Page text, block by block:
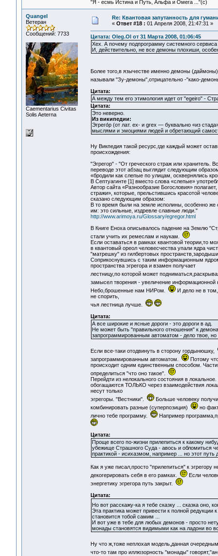
"Я - есмь Истина и Путь, Альфа и Омега ..."(с)
Quangel
Ветеран
Сообщений: 7733
Сaementarius Civitas
Solis Aeterna
Re: Квантовая запутанность для
« Ответ #18 : 01 Апреля 2008, 21:47:31 »
Цитата: Oleg.Ol от 31 Марта 2008, 01:06:45
Хех. А почему подпрограмму системного
И, действительно, не все демоны плохиши,
Более того,в язычестве именно демоны
называли "Зу-демоны",отрицательно -"како-
Цитата:
А между тем его этимология идет от "egeiro" -
Цитата:
Это неверно.
Из википедии:
Эгрего́р (от лат. ex- и grex — буквально «из
мыслями и эмоциями людей и обретающий
Ну Викпедия такой ресурс,где каждый может
происхождения:
"Эгрегор" - "От греческого страж или хранитель.
переводе этот абзац выглядит следующим
«бродили как слепые по улицам, осквернялись
В Септуагинте [1] вместо слова «слепые»
Автор сайта «Разнообразие Богословия»
стражи», которые, прельстившись красотой
сказано следующим образом:
В то время были на земле исполины, особенно же
им: это сильные, издревле славные люди."
http://www.arimoya.ru/Glossary/egregor.html
В Книге Еноха описывалось падение на Землю
стали учить их ремеслам и наукам.
Если оставаться в рамках квантовой теории,то
в квантовый ореол человесчества упали ядра
"матрешку" из гилбертовых
Соприкоснувшись с таким информационным
пространства эгрегора и взамен получает
лестницу,по которой может
замысел творения - увеличение
Небо,брошенные нам НИРом.
И дело не в
не спорить,
чья лестница лучше.
Цитата:
А все широкие и ясные дороги - это дороги в ад.
Не может быть "правильного отношения" к
запрограммированным автоматом - дело твое, но
Если все-таки отодвинуть в сторону гордынюшку,
запрограммированным автоматом.
Потому
происходит одним единственным способом.
определиться "что оно такое".
Перейдти из нелокального состояния в
обогащаются ТОЛЬКО через взаимодействия
несут только
эгрегоры. "Вестники".
Больше человеку
комбинировать разные (суперпозиция)
но
лично тебе программу.
Например
Цитата:
Проще всего по-жизни прилепиться к какому
убежище Страшного Суда - авось и обломиться
практикой - исихазмом, например ... но этот
Как я уже писал,просто "прилепиться" к эгрегору
декогерировать себя в его рамках.
Если
энергетику эгрегора путь закрыт.
Цитата:
Но вот расскажу-ка я тебе сказку ... сказка оно,
Эта практика может привести к полной
становится тобой самим ...
И вот уже в тебе для любых демонов - просто
монады становятся видимыми как на ладони во
Ну что ж,тоже неплохая модель,данная
что-то там про иллюзорность "монады"